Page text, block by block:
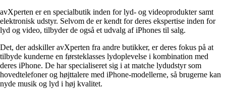
avXperten er en specialbutik inden for lyd- og videoprodukter samt
elektronisk udstyr. Selvom de er kendt for deres ekspertise inden for
lyd og video, tilbyder de også et udvalg af iPhones til salg.
Det, der adskiller avXperten fra andre butikker, er deres fokus på at
tilbyde kunderne en førsteklasses lydoplevelse i kombination med
deres iPhone. De har specialiseret sig i at matche lydudstyr som
hovedtelefoner og højttalere med iPhone-modellerne, så brugerne kan
nyde musik og lyd i høj kvalitet.